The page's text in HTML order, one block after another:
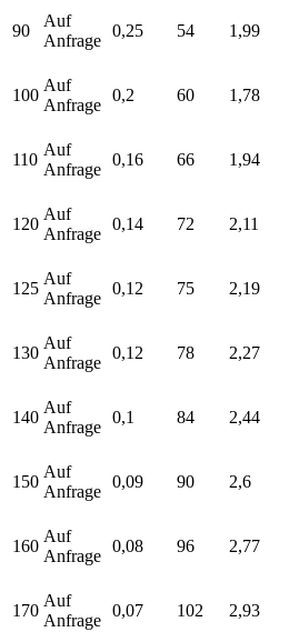
90
Auf
Anfrage
0,25 54 1,99
100
Auf
Anfrage
0,2 60 1,78
110
Auf
Anfrage
0,16 66 1,94
120
Auf
Anfrage
0,14 72 2,11
125
Auf
Anfrage
0,12 75 2,19
130
Auf
Anfrage
0,12 78 2,27
140
Auf
Anfrage
0,1 84 2,44
150
Auf
Anfrage
0,09 90 2,6
160
Auf
Anfrage
0,08 96 2,77
170
Auf
Anfrage
0,07 102 2,93